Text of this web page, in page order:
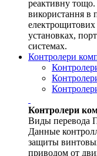
реактивну тощо.
використання в
електрощитових
установках,
системах.
Контролери
Контролери
Виды перевода
Данные
защиты
приводом от